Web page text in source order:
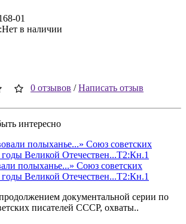
01
в наличии
0 отзывов /Написать отзыв
интересно
полыханье...» Союз советских
Великой Отечествен...Т2:Кн.1
документальной серии по
писателей СССР, охваты..